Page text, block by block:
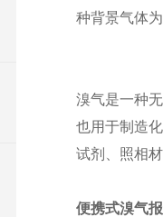
种背景气体
溴气是一种
也用于制造
试剂、照相
便携式溴气